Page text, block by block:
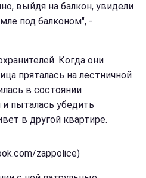
выйдя на балкон, увидели
под балконом", -
Когда они
пряталась на лестничной
в состоянии
и пыталась убедить
в другой квартире.
zappolice)